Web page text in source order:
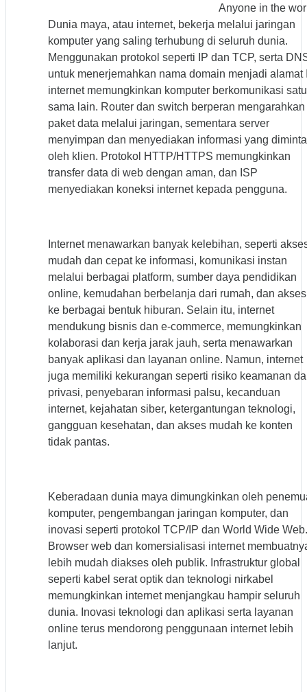
Anyone in the
Dunia maya, atau internet, bekerja melalui jaringan
komputer yang saling terhubung di seluruh dunia.
Menggunakan protokol seperti IP dan TCP, serta
untuk menerjemahkan nama domain menjadi alamat
internet memungkinkan komputer berkomunikasi satu
sama lain. Router dan switch berperan mengarahkan
paket data melalui jaringan, sementara server
menyimpan dan menyediakan informasi yang diminta
oleh klien. Protokol HTTP/HTTPS memungkinkan
transfer data di web dengan aman, dan ISP
menyediakan koneksi internet kepada pengguna.
Internet menawarkan banyak kelebihan, seperti
mudah dan cepat ke informasi, komunikasi instan
melalui berbagai platform, sumber daya pendidikan
online, kemudahan berbelanja dari rumah, dan akses
ke berbagai bentuk hiburan. Selain itu, internet
mendukung bisnis dan e-commerce, memungkinkan
kolaborasi dan kerja jarak jauh, serta menawarkan
banyak aplikasi dan layanan online. Namun, internet
juga memiliki kekurangan seperti risiko keamanan
privasi, penyebaran informasi palsu, kecanduan
internet, kejahatan siber, ketergantungan teknologi,
gangguan kesehatan, dan akses mudah ke konten
tidak pantas.
Keberadaan dunia maya dimungkinkan oleh
komputer, pengembangan jaringan komputer, dan
inovasi seperti protokol TCP/IP dan World Wide Web.
Browser web dan komersialisasi internet
lebih mudah diakses oleh publik. Infrastruktur global
seperti kabel serat optik dan teknologi nirkabel
memungkinkan internet menjangkau hampir seluruh
dunia. Inovasi teknologi dan aplikasi serta layanan
online terus mendorong penggunaan internet lebih
lanjut.